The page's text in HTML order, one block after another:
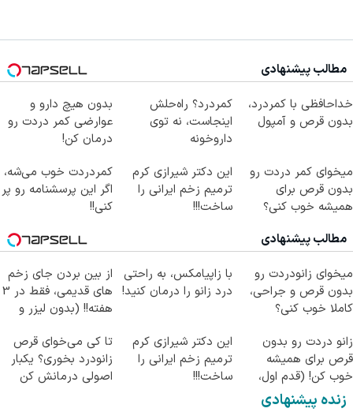
مطالب پیشنهادی
خداحافظی با کمردرد،
بدون قرص و آمپول
کمردرد؟ راه‌حلش
اینجاست، نه توی
داروخونه
بدون هیچ دارو و
عوارضی کمر دردت رو
درمان کن!
میخوای کمر دردت رو
بدون قرص برای
همیشه خوب کنی؟
کن)
این دکتر شیرازی کرم
ترمیم زخم ایرانی را
ساخت!!!
کمردردت خوب می‌شه،
اگر این پرسشنامه رو پر
کنی!!
مطالب پیشنهادی
میخوای زانودردت رو
بدون قرص و جراحی،
کاملا خوب کنی؟
با زاپیامکس، به راحتی
درد زانو را درمان کنید!
از بین بردن جای زخم
های قدیمی، فقط در 3
هفته!! (بدون لیزر و
زانو دردت رو بدون
قرص برای همیشه
خوب کن! (قدم اول،
پرسش‌نامه)
این دکتر شیرازی کرم
ترمیم زخم ایرانی را
ساخت!!!
تا کی می‌خوای قرص
زانودرد بخوری؟ یکبار
اصولی درمانش کن
زنده پیشنهادی